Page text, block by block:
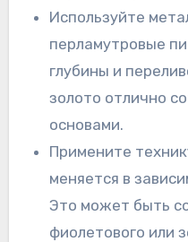
Используйте
перламутровые
глубины и
золото отлично
основами.
Примените
меняется в
Это может быть
фиолетового или